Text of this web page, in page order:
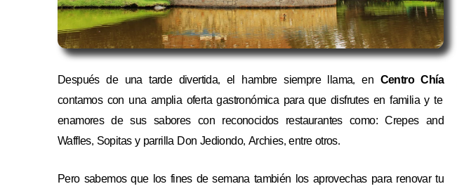
Después de una tarde divertida, el hambre siempre llama, en Centro Chía
contamos con una amplia oferta gastronómica para que disfrutes en familia y te
enamores de sus sabores con reconocidos restaurantes como: Crepes and
Waffles, Sopitas y parrilla Don Jediondo, Archies, entre otros.
Pero sabemos que los fines de semana también los aprovechas para renovar tu